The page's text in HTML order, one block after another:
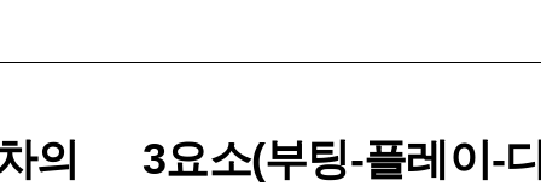
의 3요소(부팅-플레이-